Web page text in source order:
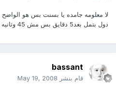
لا معلومه جامده يا بسنت بس هو الواضح
دول بتمل بعد5 دقايق بس مش 45 وثانيه هههههه
bassant
قام بنشر May 19, 2008